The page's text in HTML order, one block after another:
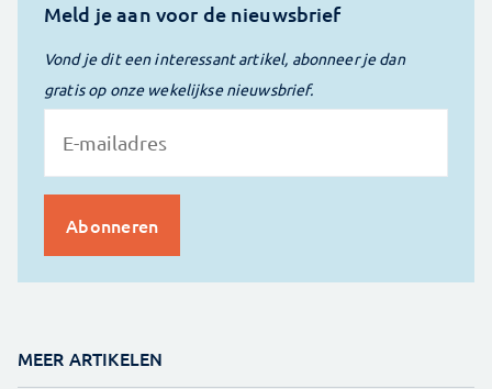
Meld je aan voor de nieuwsbrief
Vond je dit een interessant artikel, abonneer je dan
gratis op onze wekelijkse nieuwsbrief.
MEER ARTIKELEN